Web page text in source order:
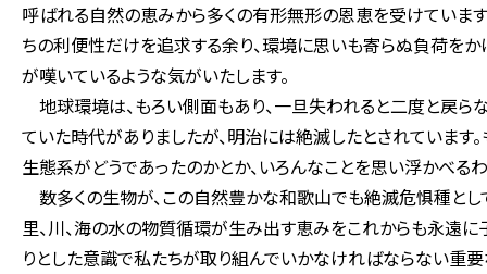
呼ばれる自然の恵みから多くの有形無形の恩恵を受けていま
ちの利便性だけを追求する余り、環境に思いも寄らぬ負荷を
が嘆いているような気がいたします。
地球環境は、もろい側面もあり、一旦失われると二度と戻ら
ていた時代がありましたが、明治には絶滅したとされています
生態系がどうであったのかとか、いろんなことを思い浮かべる
数多くの生物が、この自然豊かな和歌山でも絶滅危惧種と
里、川、海の水の物質循環が生み出す恵みをこれからも永遠
りとした意識で私たちが取り組んでいかなければならない重要